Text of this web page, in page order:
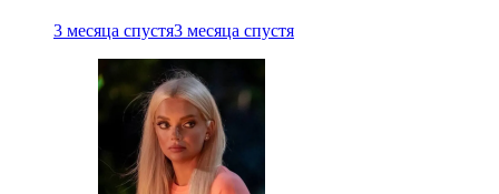
3 месяца спустя3 месяца спустя